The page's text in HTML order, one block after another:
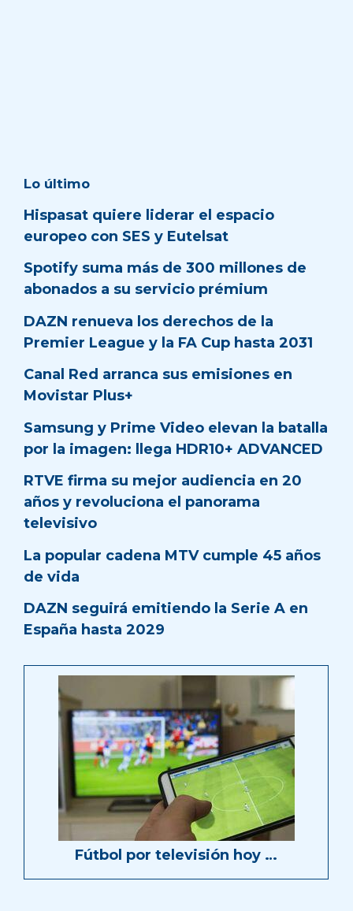
Lo último
Hispasat quiere liderar el espacio
europeo con SES y Eutelsat
Spotify suma más de 300 millones de
abonados a su servicio prémium
DAZN renueva los derechos de la
Premier League y la FA Cup hasta 2031
Canal Red arranca sus emisiones en
Movistar Plus+
Samsung y Prime Video elevan la batalla
por la imagen: llega HDR10+ ADVANCED
RTVE firma su mejor audiencia en 20
años y revoluciona el panorama
televisivo
La popular cadena MTV cumple 45 años
de vida
DAZN seguirá emitiendo la Serie A en
España hasta 2029
Fútbol por televisión hoy …